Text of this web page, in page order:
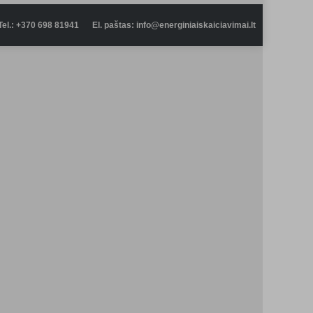
+370 698 81941 El. paštas: info@energiniaiskaiciavimai.lt